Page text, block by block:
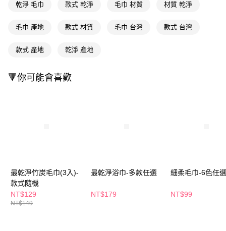
Google Pay
AFTEE先享後付
【關於「AFTEE先享後付」】
１．簡單：不需註冊會員、不需綁卡、不需儲值。
２．便利：只要手機號碼，簡訊認證，即可結帳。
購買商品的店家。未經商家同意取消之訂單仍視為有效，需透過AFTEE先享
後付繳納相關費用。
※ 交易是否成功請以「AFTEE先享後付 」之結帳頁面顯示為準，若有關於
是否繳費成功／繳費後需取消欲退款等相關疑問，請聯繫「AFTEE先享後付
即享券
運送方式
每筆NT$65，滿NT$490(含以上)免運費
付款後萊爾富取貨
每筆NT$65，滿NT$490(含以上)免運費
乾淨 毛巾 款式 乾淨 毛巾 材質 材質 乾淨
毛巾 產地 款式 材質 毛巾 台灣 款式 台灣
款式 產地 乾淨 產地
🔻你可能會喜歡
最乾淨竹炭毛巾(3入)-
款式隨機
NT$129
NT$149
最乾淨浴巾-多款任選
NT$179
細柔毛巾-6色任選
NT$99